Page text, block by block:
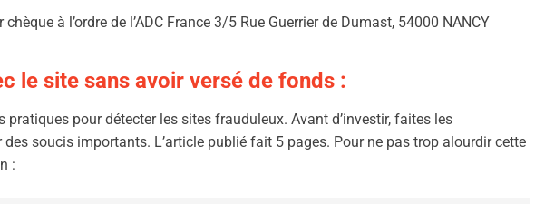
à l’ordre de l’ADC France 3/5 Rue Guerrier de Dumast, 54000 NANCY
le site sans avoir versé de fonds :
pour détecter les sites frauduleux. Avant d’investir, faites les
soucis importants. L’article publié fait 5 pages. Pour ne pas trop alourdir cette
: